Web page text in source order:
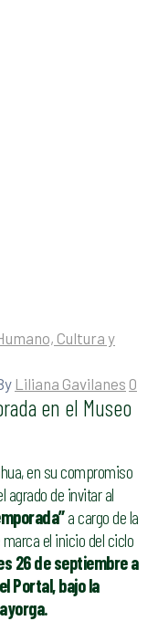
Cultura y
Liliana Gavilanes 0
en el Museo
en su compromiso
agrado de invitar al
a cargo de la
el inicio del ciclo
26 de septiembre a
Portal, bajo la